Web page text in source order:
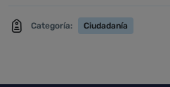
Categoría: Ciudadanía